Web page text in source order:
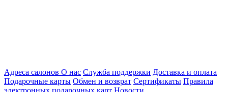
Адреса салонов О нас Служба поддержки Доставка и оплата
Подарочные карты Обмен и возврат Сертификаты Правила
электронных подарочных карт Новости